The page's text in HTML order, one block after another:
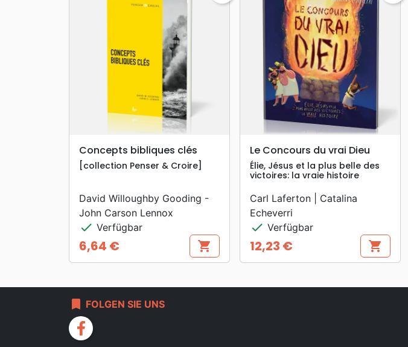
search VORSCHAU
Concepts bibliques clés
[collection Penser & Croire]
David Willoughby Gooding -
John Carson Lennox
check Verfügbar
Preis
6,64 € shopping_cart
search VORSCHAU
Le Concours du vrai Dieu
Élie, Jésus et la plus belle des
victoires: la vraie histoire
Carl Laferton | Catalina
Echeverri
check Verfügbar
Preis
12,23 € shopping_cart
bookmark FOLGEN SIE UNS
facebook